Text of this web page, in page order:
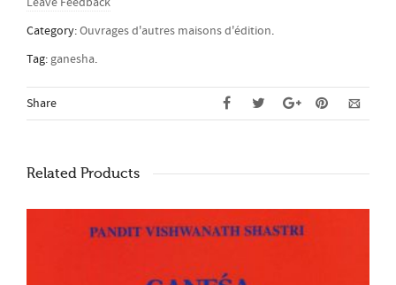
Category:Ouvrages d'autres maisons d'édition.
Tag:ganesha.
Share
Related Products